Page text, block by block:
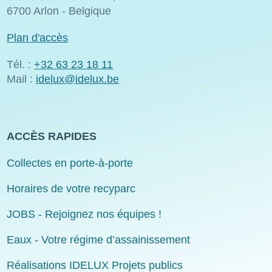
6700 Arlon - Belgique
Plan d'accès
Tél. : +32 63 23 18 11
Mail : idelux@idelux.be
ACCÈS RAPIDES
Collectes en porte-à-porte
Horaires de votre recyparc
JOBS - Rejoignez nos équipes !
Eaux - Votre régime d’assainissement
Réalisations IDELUX Projets publics